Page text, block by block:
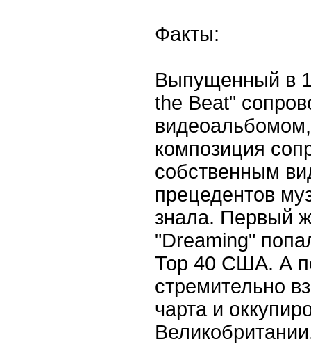
Факты:
Выпущенный в
the Beat"
композиция
собственным
прецедентов
знала. Первый
"Dreaming"
Тор 40 США. А
стремительно
чарта и